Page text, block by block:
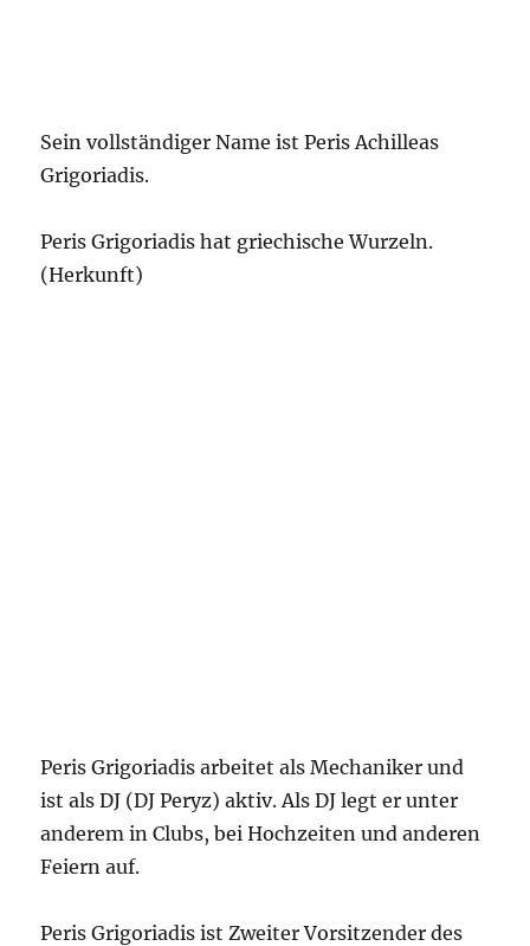
Sein vollständiger Name ist Peris Achilleas
Grigoriadis.
Peris Grigoriadis hat griechische Wurzeln.
(Herkunft)
Peris Grigoriadis arbeitet als Mechaniker und
ist als DJ (DJ Peryz) aktiv. Als DJ legt er unter
anderem in Clubs, bei Hochzeiten und anderen
Feiern auf.
Peris Grigoriadis ist Zweiter Vorsitzender des